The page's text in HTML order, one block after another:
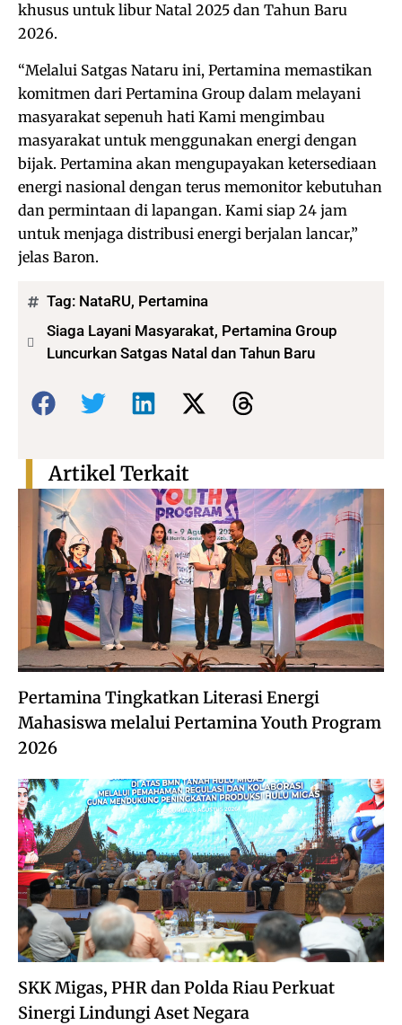
khusus untuk libur Natal 2025 dan Tahun Baru
2026.
“Melalui Satgas Nataru ini, Pertamina memastikan
komitmen dari Pertamina Group dalam melayani
masyarakat sepenuh hati Kami mengimbau
masyarakat untuk menggunakan energi dengan
bijak. Pertamina akan mengupayakan ketersediaan
energi nasional dengan terus memonitor kebutuhan
dan permintaan di lapangan. Kami siap 24 jam
untuk menjaga distribusi energi berjalan lancar,”
jelas Baron.
Tag: NataRU, Pertamina
Siaga Layani Masyarakat, Pertamina Group
Luncurkan Satgas Natal dan Tahun Baru
Bagikan:
Pertamina Tingkatkan Literasi Energi
Mahasiswa melalui Pertamina Youth Program
2026
SKK Migas, PHR dan Polda Riau Perkuat
Sinergi Lindungi Aset Negara
Artikel Terkait